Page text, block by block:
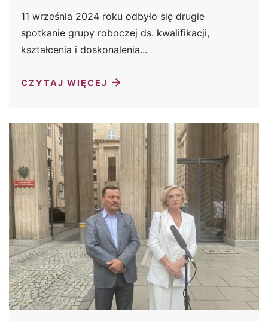
11 września 2024 roku odbyło się drugie
spotkanie grupy roboczej ds. kwalifikacji,
kształcenia i doskonalenia...
CZYTAJ WIĘCEJ →